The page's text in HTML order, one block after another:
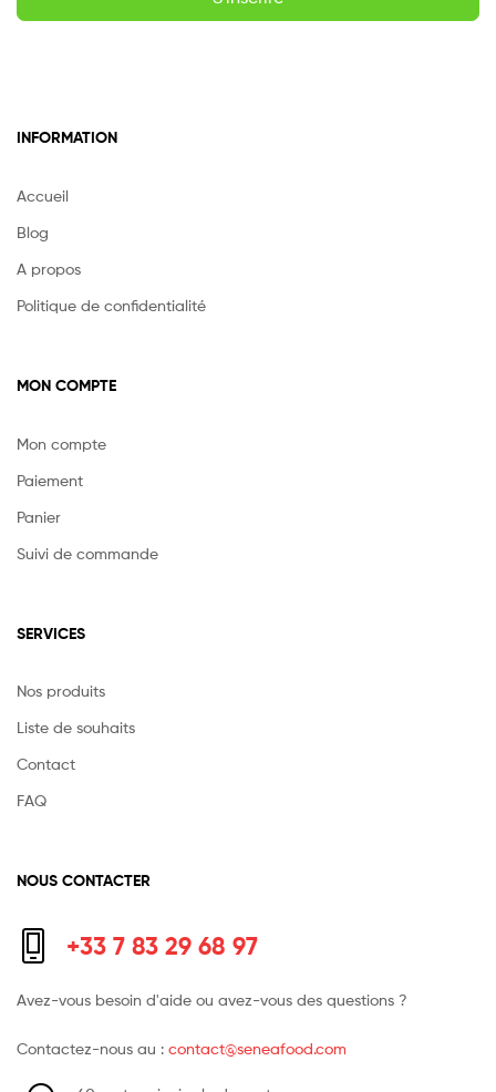
INFORMATION
Accueil
Blog
A propos
Politique de confidentialité
MON COMPTE
Mon compte
Paiement
Panier
Suivi de commande
SERVICES
Nos produits
Liste de souhaits
Contact
FAQ
NOUS CONTACTER
+33 7 83 29 68 97
Avez-vous besoin d'aide ou avez-vous des questions ?
Contactez-nous au : contact@seneafood.com